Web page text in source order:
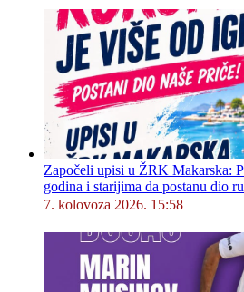
Započeli upisi u ŽRK Makarska:
godina i starijima da postanu dio
7. kolovoza 2026. 15:58